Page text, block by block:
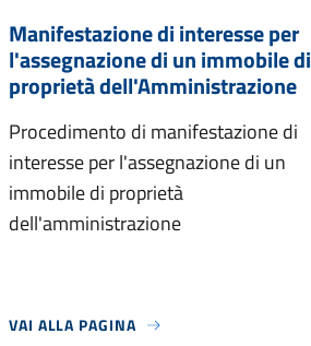
Manifestazione di interesse per
l'assegnazione di un immobile di
proprietà dell'Amministrazione
Procedimento di manifestazione di
interesse per l'assegnazione di un
immobile di proprietà
dell'amministrazione
VAI ALLA PAGINA